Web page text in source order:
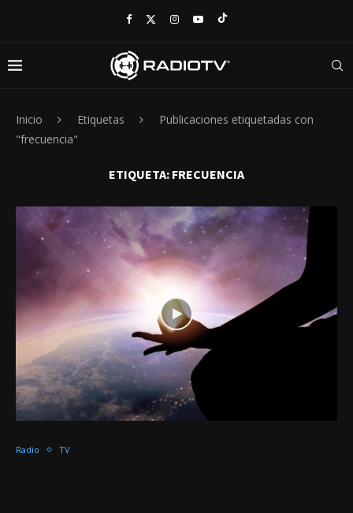
Inicio Etiquetas
Publicaciones etiquetadas con
"frecuencia"
ETIQUETA: FRECUENCIA
Radio TV